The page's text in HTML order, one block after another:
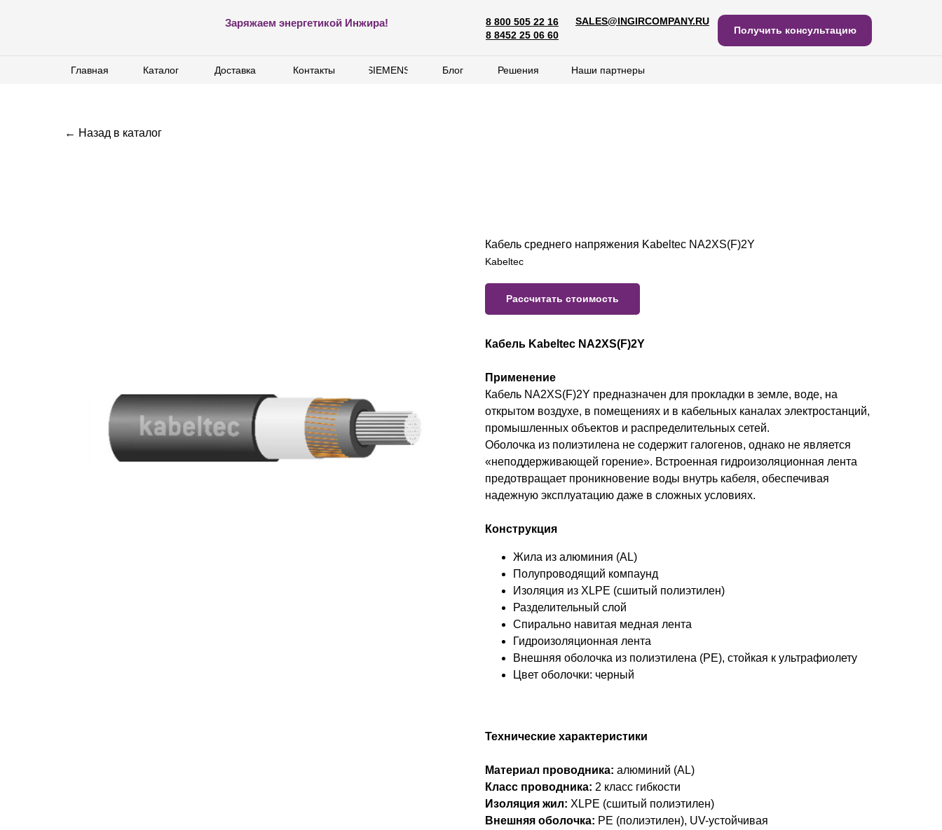
Получить консультацию
8 800 505 22 16
8 8452 25 06 60
SALES@INGIRCOMPANY.RU
Заряжаем энергетикой Инжира!
Наши партнеры
Решения
Блог
SIEMENS
Контакты
Доставка
Каталог
Главная
Получить консультацию
8 800 505 22 16
8 8452 25 06 60
SALES@INGIRCOMPANY.RU
Наши партнеры
Решения
Блог
SIEMENS
Контакты
Доставка
Каталог
Главная
← Назад в каталог
Кабель среднего напряжения Kabeltec NA2XS(F)2Y
Kabeltec
Рассчитать стоимость
Кабель Kabeltec NA2XS(F)2Y
Применение
Кабель NA2XS(F)2Y предназначен для прокладки в земле, воде, на
открытом воздухе, в помещениях и в кабельных каналах электростанций,
промышленных объектов и распределительных сетей.
Оболочка из полиэтилена не содержит галогенов, однако не является
«неподдерживающей горение». Встроенная гидроизоляционная лента
предотвращает проникновение воды внутрь кабеля, обеспечивая
надежную эксплуатацию даже в сложных условиях.
Конструкция
Жила из алюминия (AL)
Полупроводящий компаунд
Изоляция из XLPE (сшитый полиэтилен)
Разделительный слой
Спирально навитая медная лента
Гидроизоляционная лента
Внешняя оболочка из полиэтилена (PE), стойкая к ультрафиолету
Цвет оболочки: черный
Технические характеристики
Материал проводника: алюминий (AL)
Класс проводника: 2 класс гибкости
Изоляция жил: XLPE (сшитый полиэтилен)
Внешняя оболочка: PE (полиэтилен), UV-устойчивая